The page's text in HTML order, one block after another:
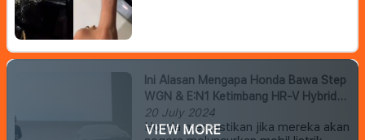
Ini Alasan Mengapa Honda Bawa Step
WGN & E:N1 Ketimbang HR-V Hybrid
Di GIIAS 2024
20 July 2024
Honda memastikan jika mereka akan
VIEW MORE